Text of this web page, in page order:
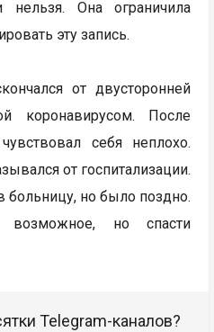
нельзя. Она ограничила
эту запись.
от двусторонней
коронавирусом. После
себя неплохо.
от госпитализации.
больницу, но было поздно.
возможное, но спасти
Telegram-каналов?